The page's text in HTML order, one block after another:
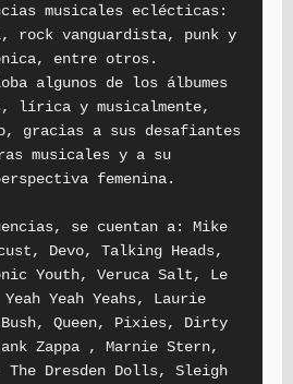
musicales eclécticas:
rock vanguardista, punk y
entre otros.
algunos de los álbumes
lírica y musicalmente,
gracias a sus desafiantes
musicales y a su
femenina.
se cuentan a: Mike
Devo, Talking Heads,
Youth, Veruca Salt, Le
Yeah Yeahs, Laurie
Bush, Queen, Pixies, Dirty
Zappa , Marnie Stern,
The Dresden Dolls, Sleigh